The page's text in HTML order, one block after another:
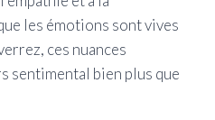
les émotions sont vives
ces nuances
sentimental bien plus que